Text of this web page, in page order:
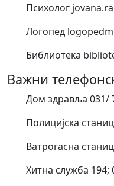
Психолог
Логопед
Библиотека
Важни
Дом здравља 031/
Полицијска
Ватрогасна
Хитна служба 194;